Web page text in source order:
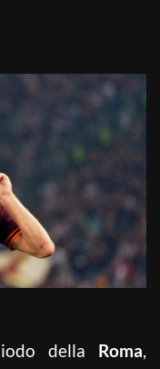
della Roma,